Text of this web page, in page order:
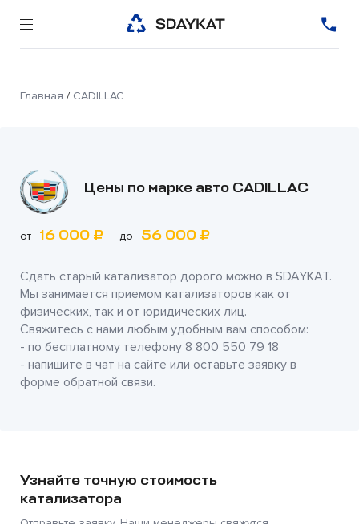
Главная / CADILLAC
Цены по марке авто CADILLAC
от 16 000 ₽ до 56 000 ₽
Сдать старый катализатор дорого можно в SDAYKAT.
Мы занимается приемом катализаторов как от
физических, так и от юридических лиц.
Свяжитесь с нами любым удобным вам способом:
- по бесплатному телефону 8 800 550 79 18
- напишите в чат на сайте или оставьте заявку в
форме обратной связи.
Узнайте точную стоимость
катализатора